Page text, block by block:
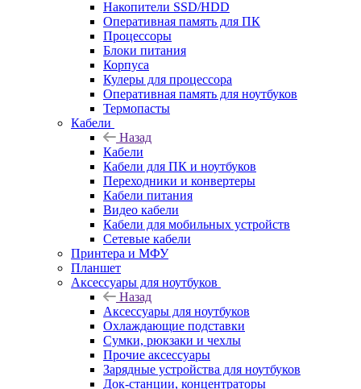
Накопители SSD/HDD
Оперативная память для ПК
Процессоры
Блоки питания
Корпуса
Кулеры для процессора
Оперативная память для ноутбуков
Термопасты
Кабели
Назад
Кабели
Кабели для ПК и ноутбуков
Переходники и конвертеры
Кабели питания
Видео кабели
Кабели для мобильных устройств
Сетевые кабели
Принтера и МФУ
Планшет
Аксессуары для ноутбуков
Назад
Аксессуары для ноутбуков
Охлаждающие подставки
Сумки, рюкзаки и чехлы
Прочие аксессуары
Зарядные устройства для ноутбуков
Док-станции, концентраторы